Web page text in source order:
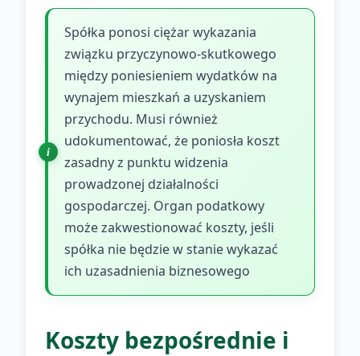
Spółka ponosi ciężar wykazania
związku przyczynowo-skutkowego
między poniesieniem wydatków na
wynajem mieszkań a uzyskaniem
przychodu. Musi również
udokumentować, że poniosła koszt
zasadny z punktu widzenia
prowadzonej działalności
gospodarczej. Organ podatkowy
może zakwestionować koszty, jeśli
spółka nie będzie w stanie wykazać
ich uzasadnienia biznesowego
Koszty bezpośrednie i